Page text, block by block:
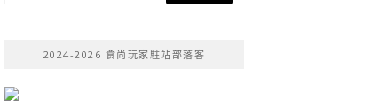
2024-2026 食尚玩家駐站部落客